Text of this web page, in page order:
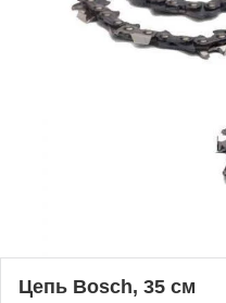
Цепь Bosch, 35 см